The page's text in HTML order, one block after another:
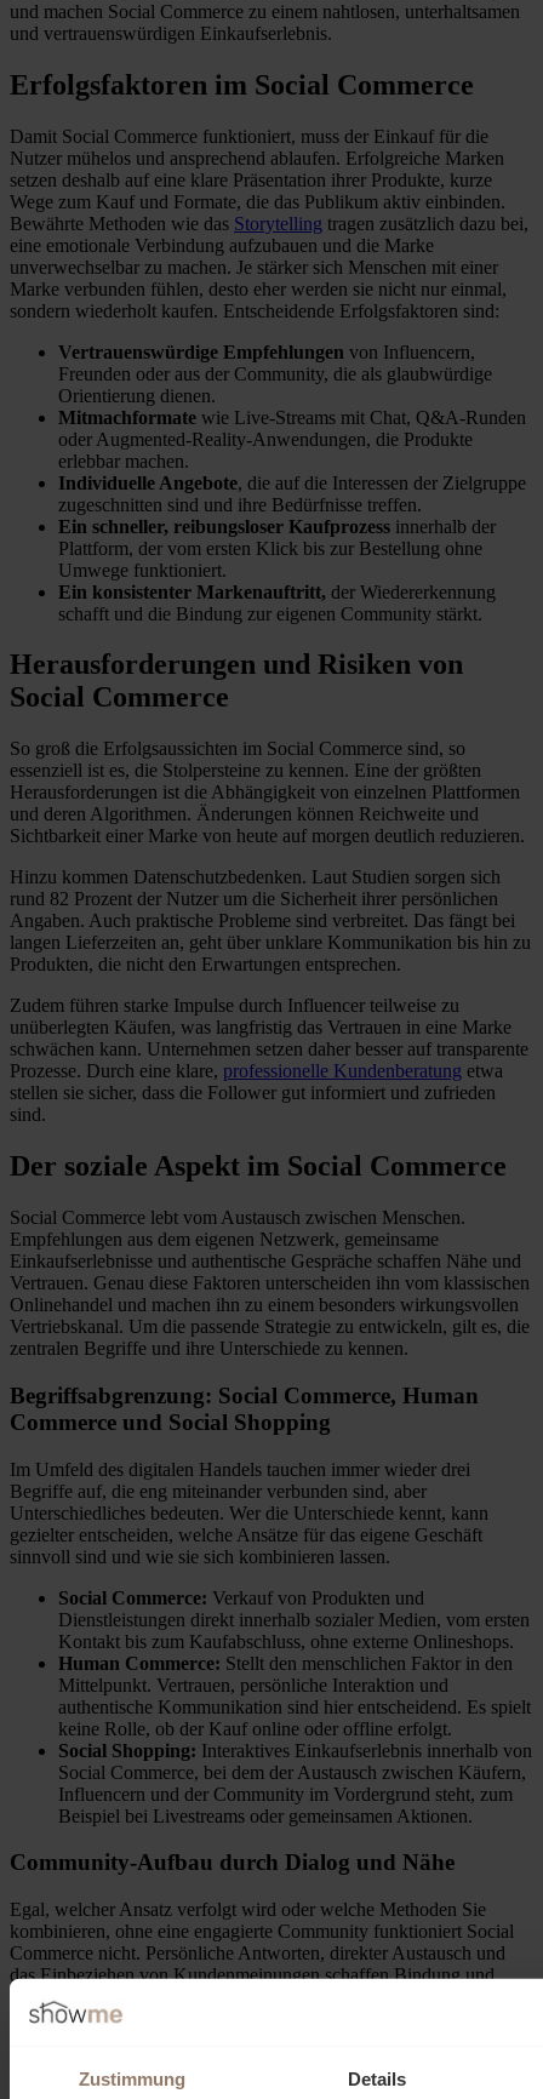
Zustimmung Details
und machen Social Commerce zu einem nahtlosen, unterhaltsamen
und vertrauenswürdigen Einkaufserlebnis.
Erfolgsfaktoren im Social Commerce
Damit Social Commerce funktioniert, muss der Einkauf für die
Nutzer mühelos und ansprechend ablaufen. Erfolgreiche Marken
setzen deshalb auf eine klare Präsentation ihrer Produkte, kurze
Wege zum Kauf und Formate, die das Publikum aktiv einbinden.
Bewährte Methoden wie das Storytelling tragen zusätzlich dazu bei,
eine emotionale Verbindung aufzubauen und die Marke
unverwechselbar zu machen. Je stärker sich Menschen mit einer
Marke verbunden fühlen, desto eher werden sie nicht nur einmal,
sondern wiederholt kaufen. Entscheidende Erfolgsfaktoren sind:
Vertrauenswürdige Empfehlungen von Influencern,
Freunden oder aus der Community, die als glaubwürdige
Orientierung dienen.
Mitmachformate wie Live-Streams mit Chat, Q&A-Runden
oder Augmented-Reality-Anwendungen, die Produkte
erlebbar machen.
Individuelle Angebote, die auf die Interessen der Zielgruppe
zugeschnitten sind und ihre Bedürfnisse treffen.
Ein schneller, reibungsloser Kaufprozess innerhalb der
Plattform, der vom ersten Klick bis zur Bestellung ohne
Umwege funktioniert.
Ein konsistenter Markenauftritt, der Wiedererkennung
schafft und die Bindung zur eigenen Community stärkt.
Herausforderungen und Risiken von
Social Commerce
So groß die Erfolgsaussichten im Social Commerce sind, so
essenziell ist es, die Stolpersteine zu kennen. Eine der größten
Herausforderungen ist die Abhängigkeit von einzelnen Plattformen
und deren Algorithmen. Änderungen können Reichweite und
Sichtbarkeit einer Marke von heute auf morgen deutlich reduzieren.
Hinzu kommen Datenschutzbedenken. Laut Studien sorgen sich
rund 82 Prozent der Nutzer um die Sicherheit ihrer persönlichen
Angaben. Auch praktische Probleme sind verbreitet. Das fängt bei
langen Lieferzeiten an, geht über unklare Kommunikation bis hin zu
Produkten, die nicht den Erwartungen entsprechen.
Zudem führen starke Impulse durch Influencer teilweise zu
unüberlegten Käufen, was langfristig das Vertrauen in eine Marke
schwächen kann. Unternehmen setzen daher besser auf transparente
Prozesse. Durch eine klare, professionelle Kundenberatung etwa
stellen sie sicher, dass die Follower gut informiert und zufrieden
sind.
Der soziale Aspekt im Social Commerce
Social Commerce lebt vom Austausch zwischen Menschen.
Empfehlungen aus dem eigenen Netzwerk, gemeinsame
Einkaufserlebnisse und authentische Gespräche schaffen Nähe und
Vertrauen. Genau diese Faktoren unterscheiden ihn vom klassischen
Onlinehandel und machen ihn zu einem besonders wirkungsvollen
Vertriebskanal. Um die passende Strategie zu entwickeln, gilt es, die
zentralen Begriffe und ihre Unterschiede zu kennen.
Begriffsabgrenzung: Social Commerce, Human
Commerce und Social Shopping
Im Umfeld des digitalen Handels tauchen immer wieder drei
Begriffe auf, die eng miteinander verbunden sind, aber
Unterschiedliches bedeuten. Wer die Unterschiede kennt, kann
gezielter entscheiden, welche Ansätze für das eigene Geschäft
sinnvoll sind und wie sie sich kombinieren lassen.
Social Commerce: Verkauf von Produkten und
Dienstleistungen direkt innerhalb sozialer Medien, vom ersten
Kontakt bis zum Kaufabschluss, ohne externe Onlineshops.
Human Commerce: Stellt den menschlichen Faktor in den
Mittelpunkt. Vertrauen, persönliche Interaktion und
authentische Kommunikation sind hier entscheidend. Es spielt
keine Rolle, ob der Kauf online oder offline erfolgt.
Social Shopping: Interaktives Einkaufserlebnis innerhalb von
Social Commerce, bei dem der Austausch zwischen Käufern,
Influencern und der Community im Vordergrund steht, zum
Beispiel bei Livestreams oder gemeinsamen Aktionen.
Community-Aufbau durch Dialog und Nähe
Egal, welcher Ansatz verfolgt wird oder welche Methoden Sie
kombinieren, ohne eine engagierte Community funktioniert Social
Commerce nicht. Persönliche Antworten, direkter Austausch und
das Einbeziehen von Kundenmeinungen schaffen Bindung und
steigern die Glaubwürdigkeit.
Livestream-Formate mit direkter Zuschauerinteraktion,